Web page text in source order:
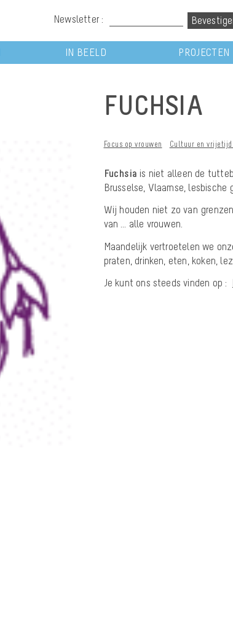
Newsletter :
IN BEELD PROJECTEN
FUCHSIA
Focus op vrouwen Cultuur en
Fuchsia is niet alleen de
Brusselse, Vlaamse, lesbische
Wij houden niet zo van
van … alle vrouwen.
Maandelijk vertroetelen we
praten, drinken, eten, koken,
Je kunt ons steeds vinden op :